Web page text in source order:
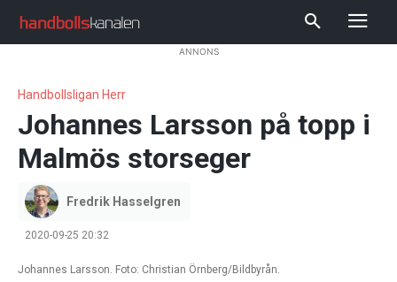
ANNONS
Handbollsligan Herr
Johannes Larsson på topp i
Malmös storseger
Fredrik Hasselgren
2020-09-25 20:32
Johannes Larsson. Foto: Christian Örnberg/Bildbyrån.